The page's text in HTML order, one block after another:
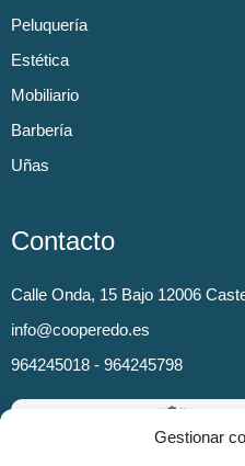
Gestionar
Peluquería
Estética
Mobiliario
Barbería
Uñas
Contacto
Calle Onda, 15 Bajo 12006
info@cooperedo.es
964245018 - 964245798